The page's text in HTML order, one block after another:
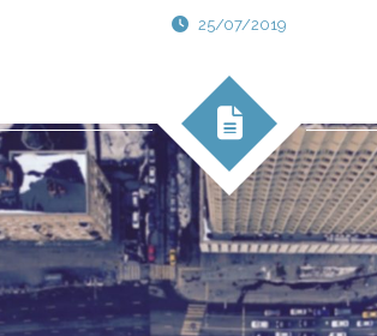
25/07/2019